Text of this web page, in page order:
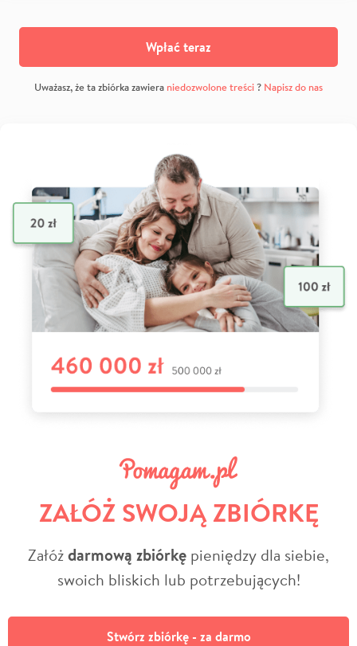
Wpłać teraz
Uważasz, że ta zbiórka zawiera niedozwolone treści? Napisz do nas
ZAŁÓŻ SWOJĄ ZBIÓRKĘ
Załóżdarmową zbiórkę pieniędzy dla siebie,
swoich bliskich lub potrzebujących!
Stwórz zbiórkę - za darmo